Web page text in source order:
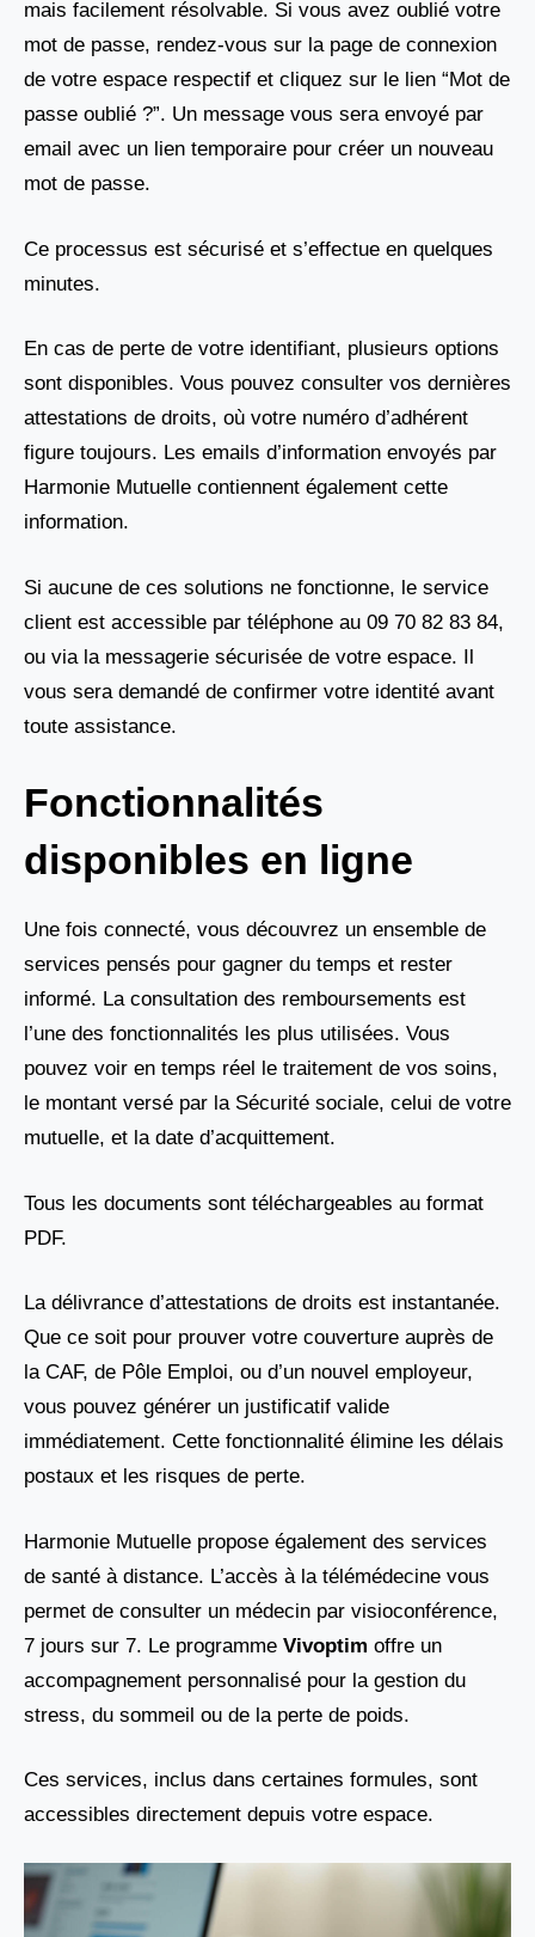
mais facilement résolvable. Si vous avez oublié votre
mot de passe, rendez-vous sur la page de connexion
de votre espace respectif et cliquez sur le lien “Mot de
passe oublié ?”. Un message vous sera envoyé par
email avec un lien temporaire pour créer un nouveau
mot de passe.
Ce processus est sécurisé et s’effectue en quelques
minutes.
En cas de perte de votre identifiant, plusieurs options
sont disponibles. Vous pouvez consulter vos dernières
attestations de droits, où votre numéro d’adhérent
figure toujours. Les emails d’information envoyés par
Harmonie Mutuelle contiennent également cette
information.
Si aucune de ces solutions ne fonctionne, le service
client est accessible par téléphone au 09 70 82 83 84,
ou via la messagerie sécurisée de votre espace. Il
vous sera demandé de confirmer votre identité avant
toute assistance.
Fonctionnalités
disponibles en ligne
Une fois connecté, vous découvrez un ensemble de
services pensés pour gagner du temps et rester
informé. La consultation des remboursements est
l’une des fonctionnalités les plus utilisées. Vous
pouvez voir en temps réel le traitement de vos soins,
le montant versé par la Sécurité sociale, celui de votre
mutuelle, et la date d’acquittement.
Tous les documents sont téléchargeables au format
PDF.
La délivrance d’attestations de droits est instantanée.
Que ce soit pour prouver votre couverture auprès de
la CAF, de Pôle Emploi, ou d’un nouvel employeur,
vous pouvez générer un justificatif valide
immédiatement. Cette fonctionnalité élimine les délais
postaux et les risques de perte.
Harmonie Mutuelle propose également des services
de santé à distance. L’accès à la télémédecine vous
permet de consulter un médecin par visioconférence,
7 jours sur 7. Le programme Vivoptim offre un
accompagnement personnalisé pour la gestion du
stress, du sommeil ou de la perte de poids.
Ces services, inclus dans certaines formules, sont
accessibles directement depuis votre espace.